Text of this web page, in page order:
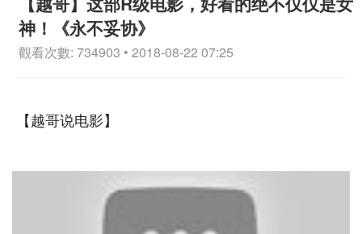
神！《永不妥协》
觀看次數: 734903 • 2018-08-22 07:25
【越哥说电影】